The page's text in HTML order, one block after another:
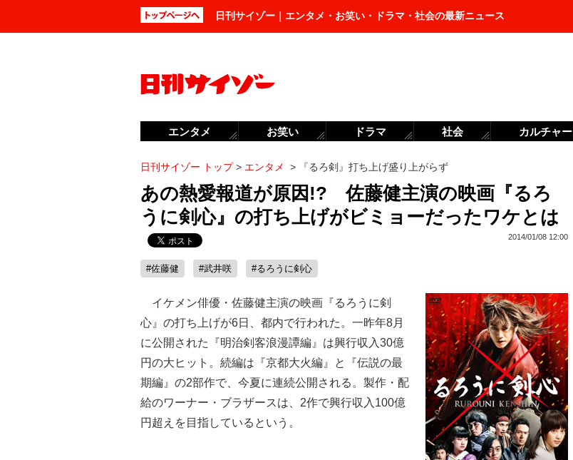
日刊サイゾー｜エンタメ・お笑い・ドラマ・社会の最新ニュース
日刊サイゾー トップ> エンタメ > 『るろ剣』打ち上げ盛り上がらず
あの熱愛報道が原因!? 佐藤健主演の映画『るろ
うに剣心』の打ち上げがビミョーだったワケとは
2014/01/08 12:00
#佐藤健 #武井咲 #るろうに剣心
イケメン俳優・佐藤健主演の映画『るろうに剣
心』の打ち上げが6日、都内で行われた。一昨年8月
に公開された『明治剣客浪漫譚編』は興行収入30億
円の大ヒット。続編は『京都大火編』と『伝説の最
期編』の2部作で、今夏に連続公開される。製作・配
給のワーナー・ブラザースは、2作で興行収入100億
円超えを目指しているという。
エンタメ お笑い ドラマ 社会 カルチャー